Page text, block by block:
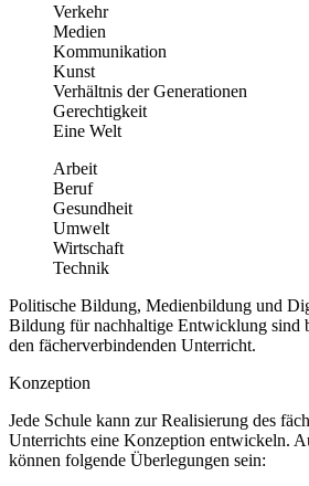
Verkehr
Medien
Kommunikation
Kunst
Verhältnis der Generationen
Gerechtigkeit
Eine Welt
Arbeit
Beruf
Gesundheit
Umwelt
Wirtschaft
Technik
Politische Bildung, Medienbildung und
Bildung für nachhaltige Entwicklung sind
den fächerverbindenden Unterricht.
Konzeption
Jede Schule kann zur Realisierung des
Unterrichts eine Konzeption entwickeln.
können folgende Überlegungen sein: